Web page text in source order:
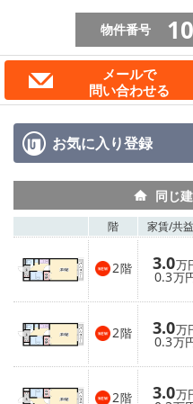
物件番号
メールで
問い合わせる
お気に入り登録
同じ
階 家賃/共
2階 3.0万
0.3万
2階 3.0万
0.3万
2階 3.0万